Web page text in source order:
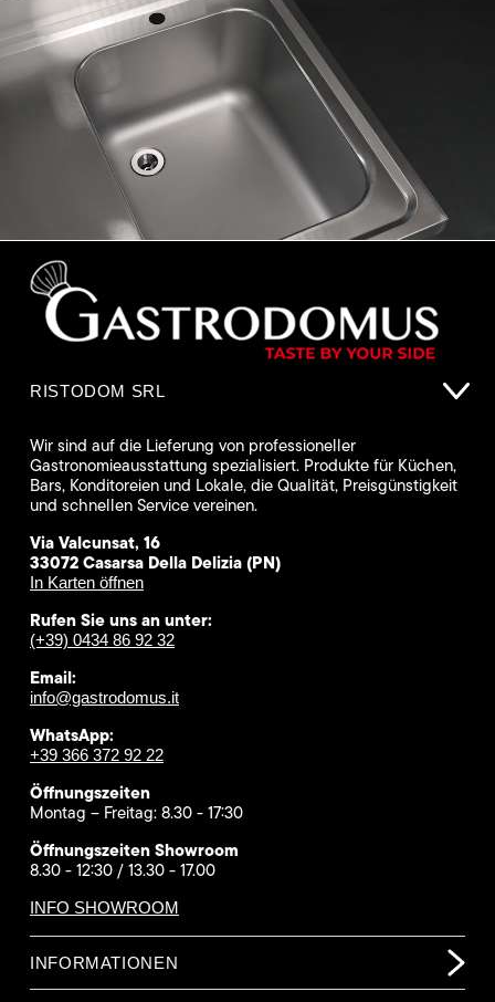
RISTODOM SRL
Wir sind auf die Lieferung von professioneller
Gastronomieausstattung spezialisiert. Produkte für Küchen,
Bars, Konditoreien und Lokale, die Qualität, Preisgünstigkeit
und schnellen Service vereinen.
Via Valcunsat, 16
33072 Casarsa Della Delizia (PN)
In Karten öffnen
Rufen Sie uns an unter:
(+39) 0434 86 92 32
Email:
info@gastrodomus.it
WhatsApp:
+39 366 372 92 22
Öffnungszeiten
Montag – Freitag: 8.30 - 17:30
Öffnungszeiten Showroom
8.30 - 12:30 / 13.30 - 17.00
INFO SHOWROOM
INFORMATIONEN